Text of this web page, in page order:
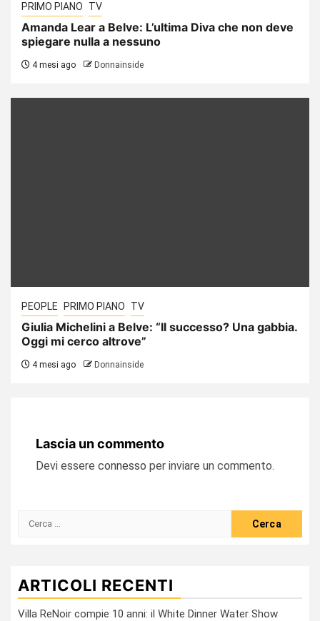
PRIMO PIANO TV
Amanda Lear a Belve: L’ultima Diva che non deve
spiegare nulla a nessuno
4 mesi ago Donnainside
PEOPLE PRIMO PIANO TV
Giulia Michelini a Belve: “Il successo? Una gabbia.
Oggi mi cerco altrove”
4 mesi ago Donnainside
Lascia un commento
Devi essere connesso per inviare un commento.
Ricerca
ARTICOLI RECENTI
Villa ReNoir compie 10 anni: il White Dinner Water Show